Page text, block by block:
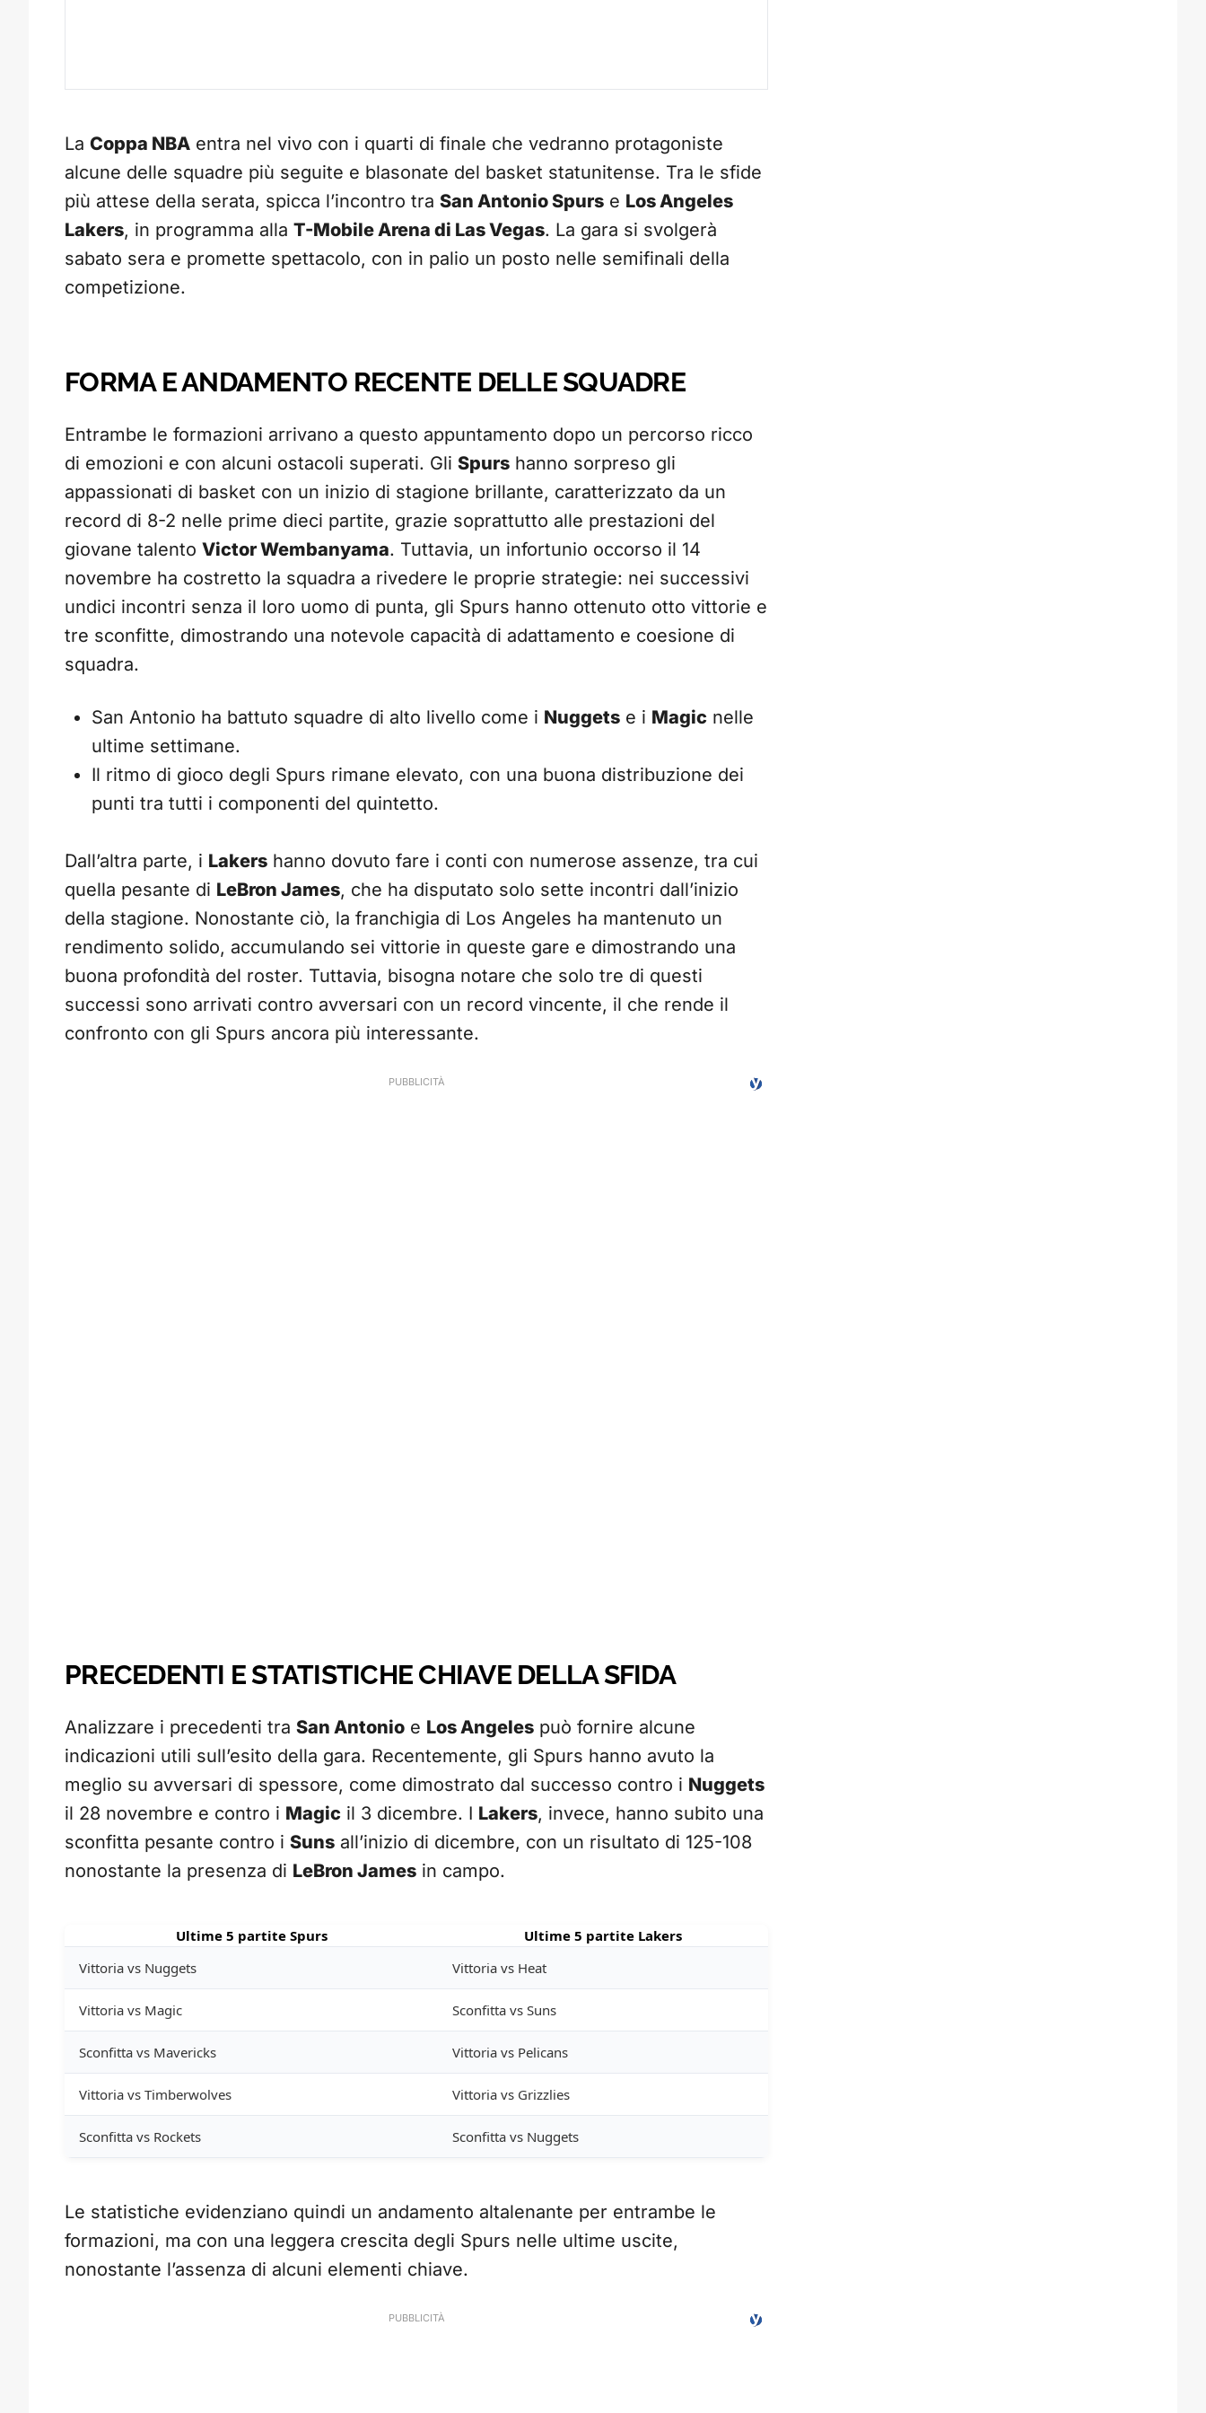
La Coppa NBA entra nel vivo con i quarti di finale che vedranno protagoniste
alcune delle squadre più seguite e blasonate del basket statunitense. Tra le sfide
più attese della serata, spicca l’incontro tra San Antonio Spurs e Los Angeles
Lakers, in programma alla T-Mobile Arena di Las Vegas. La gara si svolgerà
sabato sera e promette spettacolo, con in palio un posto nelle semifinali della
competizione.
FORMA E ANDAMENTO RECENTE DELLE SQUADRE
Entrambe le formazioni arrivano a questo appuntamento dopo un percorso ricco
di emozioni e con alcuni ostacoli superati. Gli Spurs hanno sorpreso gli
appassionati di basket con un inizio di stagione brillante, caratterizzato da un
record di 8-2 nelle prime dieci partite, grazie soprattutto alle prestazioni del
giovane talento Victor Wembanyama. Tuttavia, un infortunio occorso il 14
novembre ha costretto la squadra a rivedere le proprie strategie: nei successivi
undici incontri senza il loro uomo di punta, gli Spurs hanno ottenuto otto vittorie e
tre sconfitte, dimostrando una notevole capacità di adattamento e coesione di
squadra.
San Antonio ha battuto squadre di alto livello come i Nuggets e i Magic nelle
ultime settimane.
Il ritmo di gioco degli Spurs rimane elevato, con una buona distribuzione dei
punti tra tutti i componenti del quintetto.
Dall’altra parte, i Lakers hanno dovuto fare i conti con numerose assenze, tra cui
quella pesante di LeBron James, che ha disputato solo sette incontri dall’inizio
della stagione. Nonostante ciò, la franchigia di Los Angeles ha mantenuto un
rendimento solido, accumulando sei vittorie in queste gare e dimostrando una
buona profondità del roster. Tuttavia, bisogna notare che solo tre di questi
successi sono arrivati contro avversari con un record vincente, il che rende il
confronto con gli Spurs ancora più interessante.
PRECEDENTI E STATISTICHE CHIAVE DELLA SFIDA
Analizzare i precedenti tra San Antonio e Los Angeles può fornire alcune
indicazioni utili sull’esito della gara. Recentemente, gli Spurs hanno avuto la
meglio su avversari di spessore, come dimostrato dal successo contro i Nuggets
il 28 novembre e contro i Magic il 3 dicembre. I Lakers, invece, hanno subito una
sconfitta pesante contro i Suns all’inizio di dicembre, con un risultato di 125-108
nonostante la presenza di LeBron James in campo.
Ultime 5 partite Spurs
Ultime 5 partite Lakers
Vittoria vs Nuggets
Vittoria vs Heat
Vittoria vs Magic Sconfitta vs Suns
Sconfitta vs Mavericks Vittoria vs Pelicans
Vittoria vs Timberwolves Vittoria vs Grizzlies
Sconfitta vs Rockets Sconfitta vs Nuggets
Le statistiche evidenziano quindi un andamento altalenante per entrambe le
formazioni, ma con una leggera crescita degli Spurs nelle ultime uscite,
nonostante l’assenza di alcuni elementi chiave.